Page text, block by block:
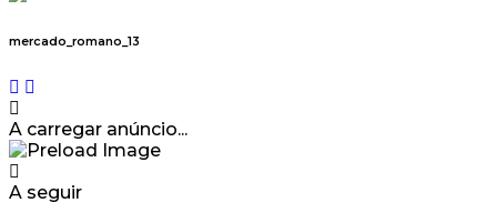
mercado_romano_13
A carregar anúncio...
A seguir